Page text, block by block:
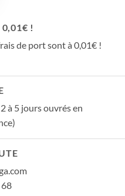
0,01€ !
de port sont à 0,01€ !
à 5 jours ouvrés en